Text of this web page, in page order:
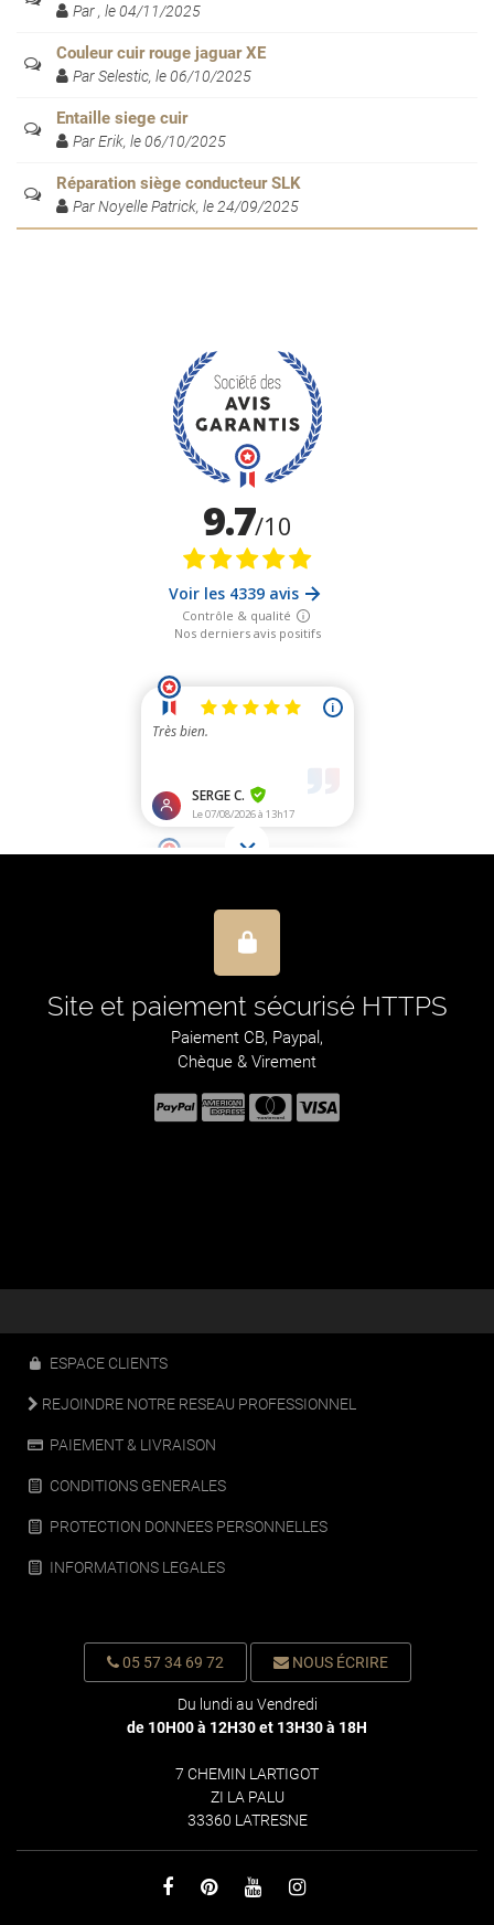
Par , le 04/11/2025
Couleur cuir rouge jaguar XE
Par Selestic, le 06/10/2025
Entaille siege cuir
Par Erik, le 06/10/2025
Réparation siège conducteur SLK
Par Noyelle Patrick, le 24/09/2025
Site et paiement sécurisé HTTPS
Paiement CB, Paypal,
Chèque & Virement
ESPACE CLIENTS
REJOINDRE NOTRE RESEAU PROFESSIONNEL
PAIEMENT & LIVRAISON
CONDITIONS GENERALES
PROTECTION DONNEES PERSONNELLES
INFORMATIONS LEGALES
05 57 34 69 72 NOUS ÉCRIRE
Du lundi au Vendredi
de 10H00 à 12H30 et 13H30 à 18H
7 CHEMIN LARTIGOT
ZI LA PALU
33360 LATRESNE